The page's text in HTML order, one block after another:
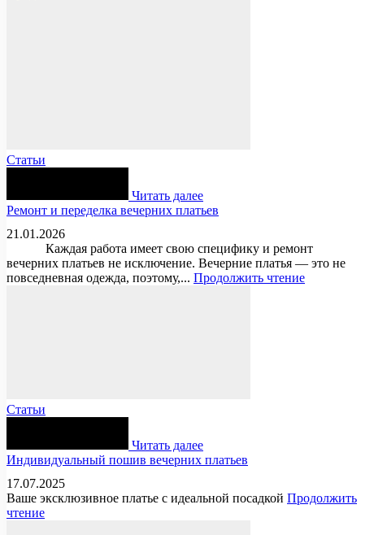
Статьи
Читать далее
Ремонт и переделка вечерних платьев
21.01.2026
Каждая работа имеет свою специфику и ремонт
вечерних платьев не исключение. Вечерние платья — это не
повседневная одежда, поэтому,... Продолжить чтение
Статьи
Читать далее
Индивидуальный пошив вечерних платьев
17.07.2025
Ваше эксклюзивное платье с идеальной посадкой Продолжить
чтение